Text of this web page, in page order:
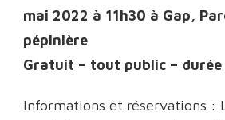
mai 2022 à 11h30 à Gap,
pépinière
Gratuit – tout public –
Informations et réservations :